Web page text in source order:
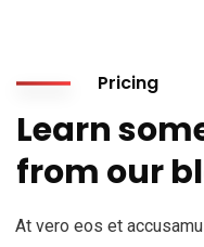
Pricing
Learn
from our
At vero eos et